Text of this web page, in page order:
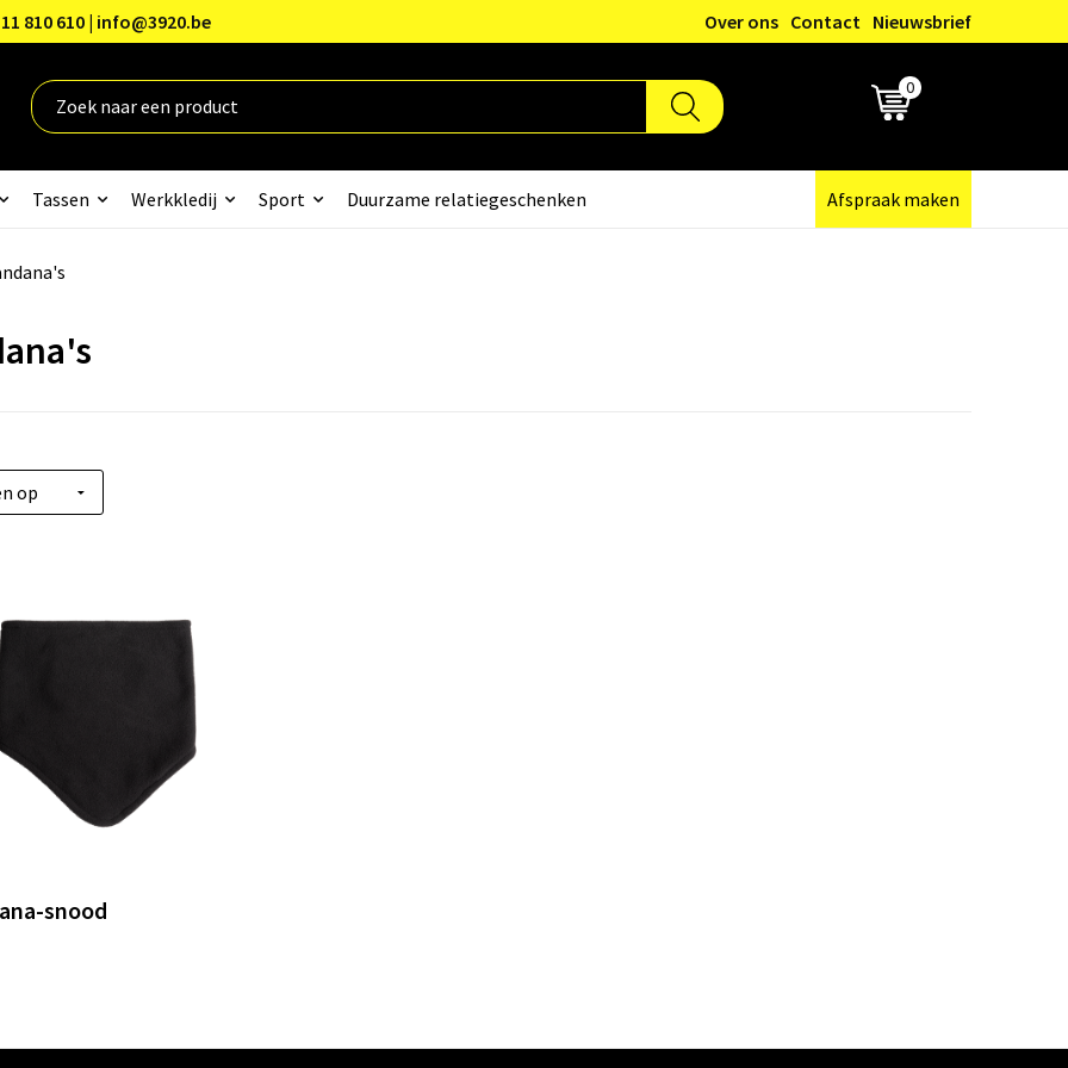
810 610 | info@3920.be Over ons Contact Nieuwsbrief
0
Tassen Werkkledij Sport Duurzame relatiegeschenken Afspraak maken
snood